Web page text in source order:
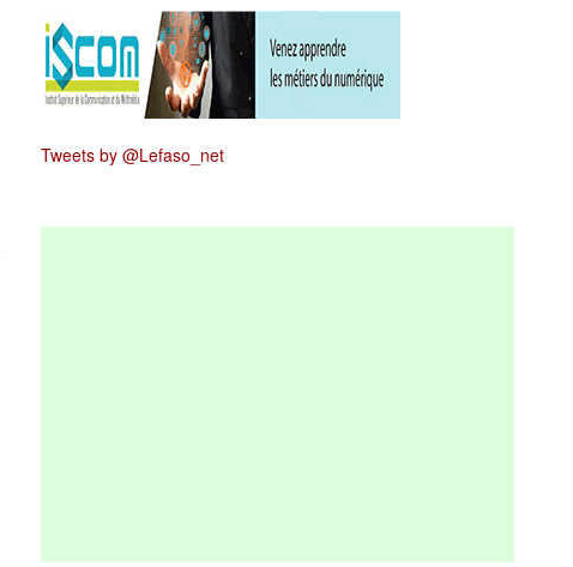
Tweets by @Lefaso_net